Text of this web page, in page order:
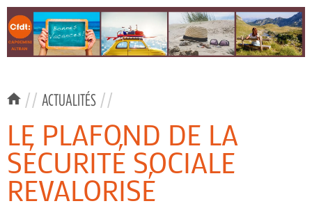
// ACTUALITÉS //
LE PLAFOND DE LA
SÉCURITÉ SOCIALE
REVALORISÉ